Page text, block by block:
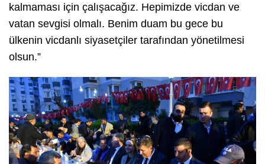
kalmaması için çalışacağız. Hepimizde vicdan ve
vatan sevgisi olmalı. Benim duam bu gece bu
ülkenin vicdanlı siyasetçiler tarafından yönetilmesi
olsun.”